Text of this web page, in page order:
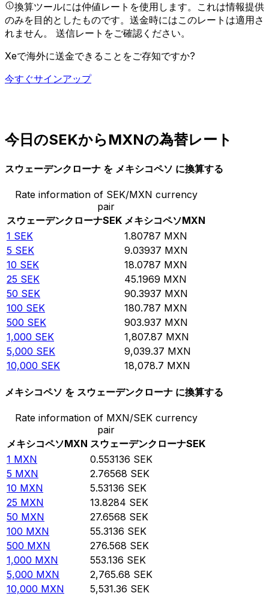
換算ツールには仲値レートを使用します。これは情報提供
のみを目的としたものです。送金時にはこのレートは適用さ
れません。 送信レートをご確認ください。
Xeで海外に送金できることをご存知ですか?
今すぐサインアップ
今日のSEKからMXNの為替レート
スウェーデンクローナ を メキシコペソ に換算する
Rate information of SEK/MXN currency
pair
スウェーデンクローナSEK メキシコペソMXN
1 SEK 1.80787 MXN
5 SEK 9.03937 MXN
10 SEK 18.0787 MXN
25 SEK 45.1969 MXN
50 SEK 90.3937 MXN
100 SEK 180.787 MXN
500 SEK 903.937 MXN
1,000 SEK 1,807.87 MXN
5,000 SEK 9,039.37 MXN
10,000 SEK 18,078.7 MXN
メキシコペソ を スウェーデンクローナ に換算する
Rate information of MXN/SEK currency
pair
メキシコペソMXN スウェーデンクローナSEK
1 MXN 0.553136 SEK
5 MXN 2.76568 SEK
10 MXN 5.53136 SEK
25 MXN 13.8284 SEK
50 MXN 27.6568 SEK
100 MXN 55.3136 SEK
500 MXN 276.568 SEK
1,000 MXN 553.136 SEK
5,000 MXN 2,765.68 SEK
10,000 MXN 5,531.36 SEK